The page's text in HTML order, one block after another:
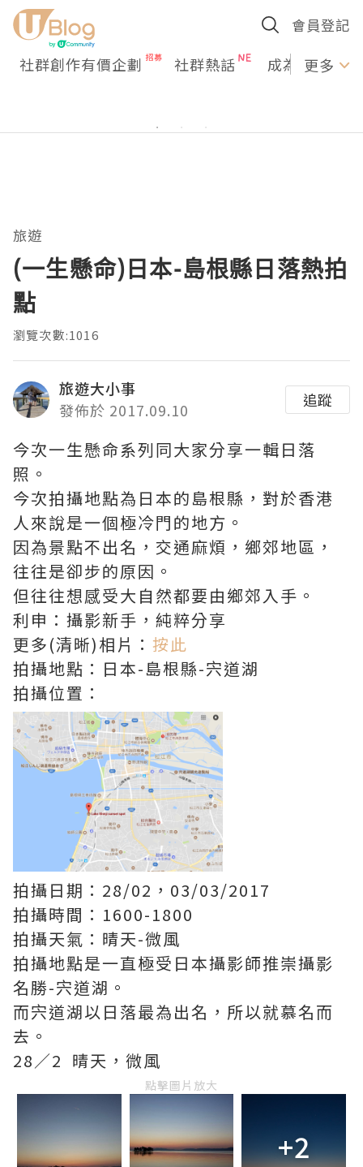
會員登記
社群創作有價企劃 社群熱話 成為U更多
旅遊
(一生懸命)日本-島根縣日落熱拍
點
瀏覽次數:1016
旅遊大小事
發佈於 2017.09.10
追蹤
今次一生懸命系列同大家分享一輯日落
照。
今次拍攝地點為日本的島根縣，對於香港
人來說是一個極冷門的地方。
因為景點不出名，交通麻煩，鄉郊地區，
往往是卻步的原因。
但往往想感受大自然都要由鄉郊入手。
利申：攝影新手，純粹分享
更多(清晰)相片： 按此
拍攝地點：日本-島根縣-宍道湖
拍攝位置：
拍攝日期：28/02，03/03/2017
拍攝時間：1600-1800
拍攝天氣：晴天-微風
拍攝地點是一直極受日本攝影師推崇攝影
名勝-宍道湖。
而宍道湖以日落最為出名，所以就慕名而
去。
28／2 晴天，微風
點擊圖片放大
+2